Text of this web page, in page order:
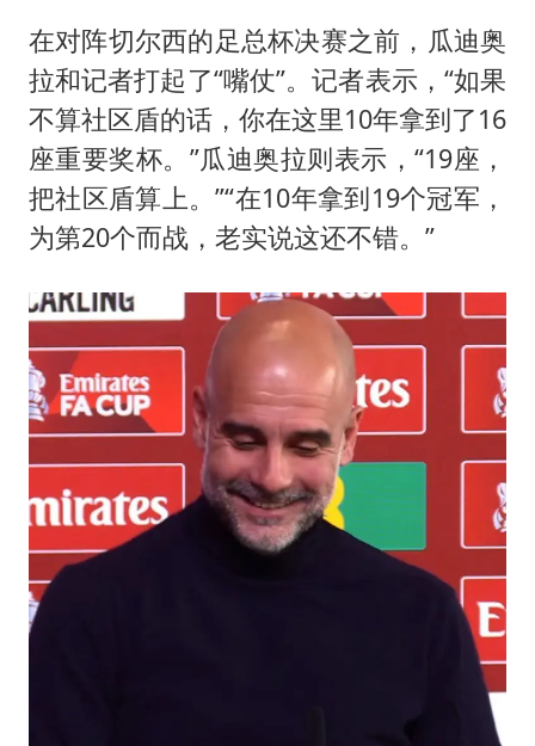
在对阵切尔西的足总杯决赛之前，瓜迪奥
拉和记者打起了“嘴仗”。记者表示，“如果
不算社区盾的话，你在这里10年拿到了16
座重要奖杯。”瓜迪奥拉则表示，“19座，
把社区盾算上。”“在10年拿到19个冠军，
为第20个而战，老实说这还不错。”